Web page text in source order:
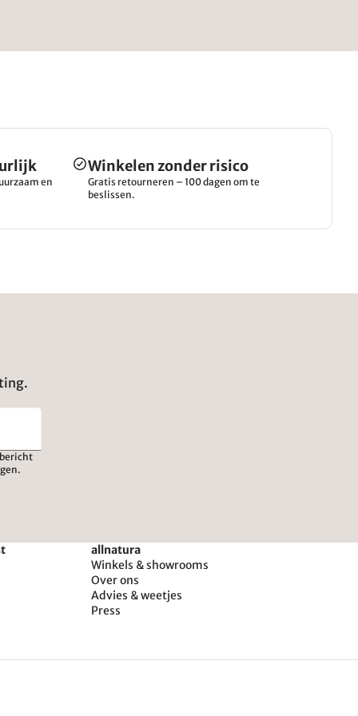
en
Winkelen zonder risico
Gratis retourneren – 100 dagen om te
beslissen.
allnatura
Winkels & showrooms
Over ons
Advies & weetjes
Press